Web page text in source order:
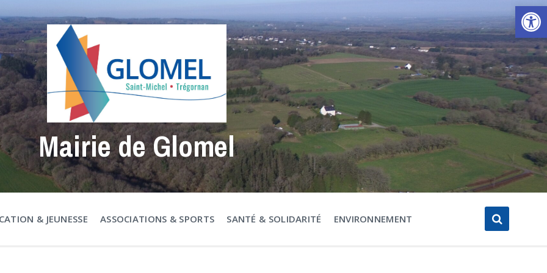
Ouvrir la barre d’outils
Mairie de Glomel
& JEUNESSE ASSOCIATIONS & SPORTS SANTÉ & SOLIDARITÉ ENVIRONNEMENT